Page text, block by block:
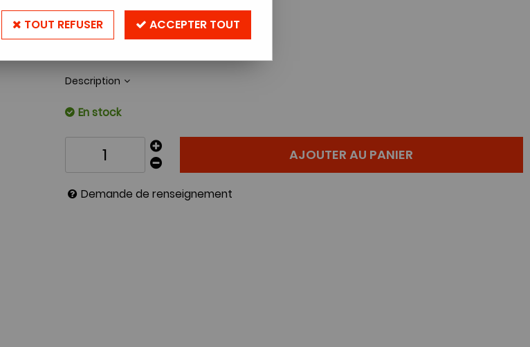
23,10 €TTC
Description
En stock
AJOUTER AU PANIER
Demande de renseignement
TOUT REFUSER ACCEPTER TOUT